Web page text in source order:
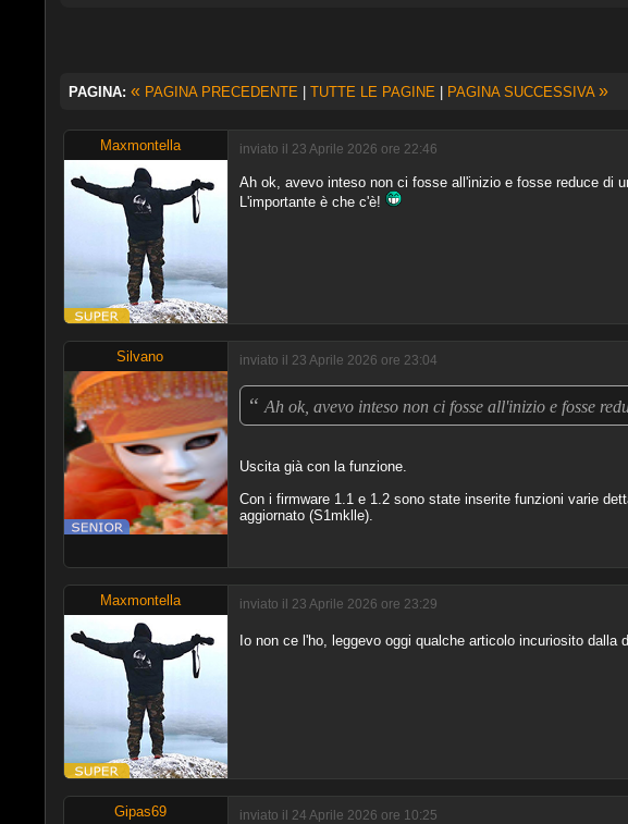
PAGINA: « PAGINA PRECEDENTE | TUTTE LE PAGINE | PAGINA SUCCESSIVA »
Maxmontella inviato il 23 Aprile 2026 ore 22:46
Ah ok, avevo inteso non ci fosse all'inizio e fosse reduce di
L'importante è che c'è!
Silvano inviato il 23 Aprile 2026 ore 23:04
“ Ah ok, avevo inteso non ci fosse all'inizio e fosse
Uscita già con la funzione.
Con i firmware 1.1 e 1.2 sono state inserite funzioni varie
aggiornato (S1mklle).
Maxmontella inviato il 23 Aprile 2026 ore 23:29
Io non ce l'ho, leggevo oggi qualche articolo incuriosito dalla
Gipas69 inviato il 24 Aprile 2026 ore 10:25